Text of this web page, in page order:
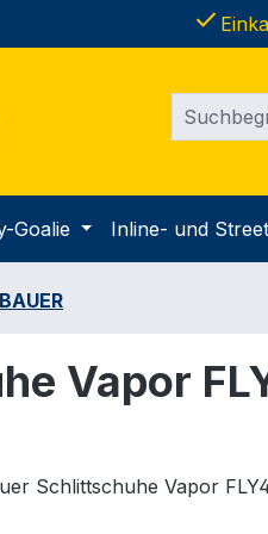
done
Goalie Inline- und
BAUER
Vapor